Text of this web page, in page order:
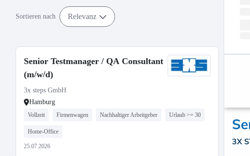
Sortieren nach Relevanz
Senior Testmanager / QA Consultant
(m/w/d)
3x steps GmbH
Hamburg
Vollzeit Firmenwagen Nachhaltiger Arbeitgeber Urlaub >= 30
Home-Office
25.07.2026